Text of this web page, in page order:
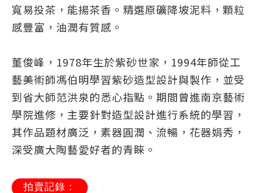
寬易投茶，能揚茶香。精選原礦降坡泥料，顆粒
感豐富，油潤有質感。
董俊峰，1978年生於紫砂世家，1994年師從工
藝美術師馮伯明學習紫砂造型設計與製作，並受
到省大師范洪泉的悉心指點。期間曾進南京藝術
學院進修，主要針對造型設計進行系統的學習，
其作品題材廣泛，素器圓潤、流暢，花器娟秀，
深受廣大陶藝愛好者的青睞。
拍賣記錄：